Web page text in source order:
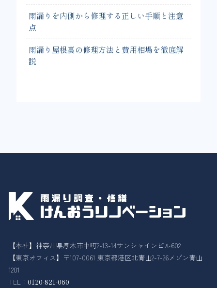
雨漏りを内側から修理する正しい手順と注意
点
雨漏り屋根裏の修理方法と費用相場を徹底解
説
【本社】神奈川県厚木市中町2-13-14サンシャインビル602
【東京オフィス】〒107-0061 東京都港区北青山2-7-26メゾン青山
1201
TEL： 0120-821-060